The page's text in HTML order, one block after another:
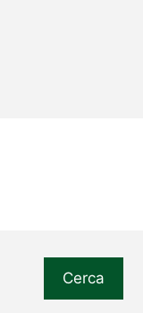
Cerca